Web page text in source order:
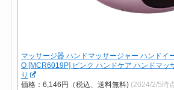
マッサージ器 ハンドマッサージャー ハンドイ
O [MCR6019P] ピンク ハンドケア ハンドマッ
り
価格：6,146円（税込、送料無料) (2024/2/5時